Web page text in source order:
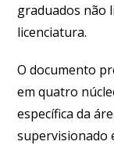
graduados não
licenciatura.
O documento
em quatro
específica da
supervisionado